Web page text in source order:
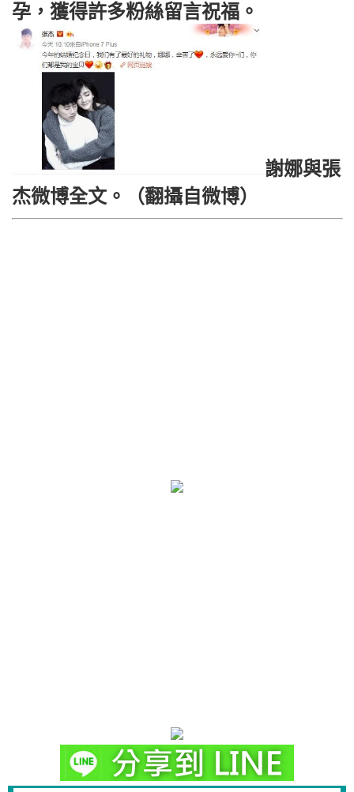
孕，獲得許多粉絲留言祝福。
謝娜與張
杰微博全文。（翻攝自微博）